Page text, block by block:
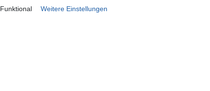
Funktional Weitere Einstellungen